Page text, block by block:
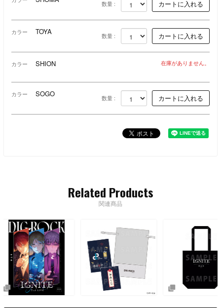
数量 :
カラー TOYA 数量 :
カラー SHION 在庫がありません。
カラー SOGO 数量 :
Related Products
関連商品